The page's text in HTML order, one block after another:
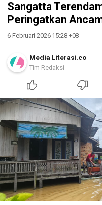
Sangatta
Peringatkan
6 Februari 2026 15:28 +08
Media Literasi.co
Tim Redaksi